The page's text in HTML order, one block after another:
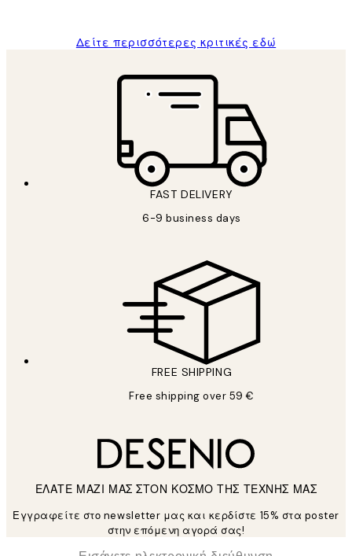
Δείτε περισσότερες κριτικές εδώ
FAST DELIVERY
6-9 business days
FREE SHIPPING
Free shipping over 59 €
ΕΛΑΤΕ ΜΑΖΙ ΜΑΣ ΣΤΟΝ ΚΟΣΜΟ ΤΗΣ ΤΕΧΝΗΣ ΜΑΣ
Εγγραφείτε στο newsletter μας και κερδίστε 15% στα poster
στην επόμενη αγορά σας!
Ηλεκτρονική Διεύθυνση